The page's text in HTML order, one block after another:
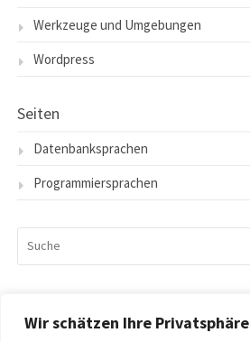
Wir schätzen Ihre Privatsphäre
Werkzeuge und Umgebungen
Wordpress
Seiten
Datenbanksprachen
Programmiersprachen
NACH: